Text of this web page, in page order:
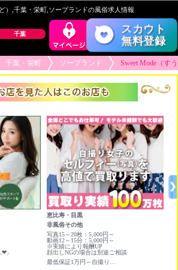
）,千葉・栄町,ソープランドの風俗求人情報
千葉 スカウト
無料登録
千葉・栄町 ソープランド Sweet Mode（す
恵比寿・目黒
非風俗その他
写真15～20枚：5,000円～
動画12～15分：5,000円～
※実績により報酬UP
顔出しNGの場合は別途ご相談